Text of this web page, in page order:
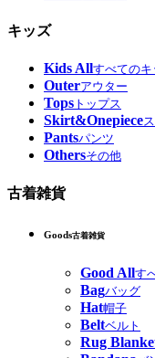
キッズ
Kids Allすべてのキ
Outerアウター
Tops トップス
Skirt&Onepiece
Pantsパンツ
Othersその他
古着雑貨
Goods古着雑貨
Good Allす
Bagバッグ
Hat帽子
Beltベルト
Rug